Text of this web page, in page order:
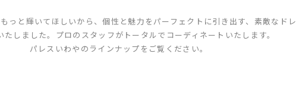
っと輝いてほしいから、個性と魅力をパーフェクトに引き出す、素敵なドレ
たしました。プロのスタッフがトータルでコーディネートいたします。
パレスいわやのラインナップをご覧ください。